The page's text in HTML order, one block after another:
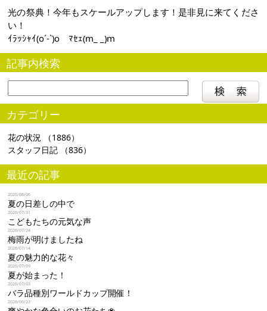
光の祭典！今年もスケールアップします！是非見に来てくださ
い！
ｲﾗｯｼｬｲ(o´-`)o ﾏｾｪ(m_ _)m
記事内検索
カテゴリー
花の状況 （1886）
スタッフ日記 （836）
最近の記事
2026/08/06
夏の日差しの中で
2026/07/31
こどもたちの元気な声
2026/07/24
梅雨が明けましたね
2026/07/14
夏の魅力的な花々
2026/07/09
夏が始まった！
2026/07/03
バラ品種別ワールドカップ開催！
2026/06/23